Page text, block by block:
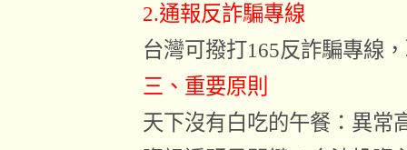
2.通報反詐騙專線
台灣可撥打165反詐騙專線
三、重要原則
天下沒有白吃的午餐：異常